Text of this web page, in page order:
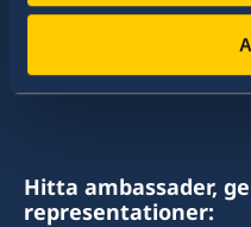
av dessa stater har
konsulat. Sveriges
av drygt 100
Hitta ambassader,
representationer: